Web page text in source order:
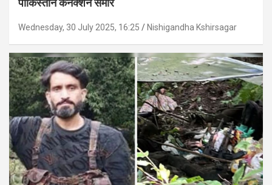
पाकिस्तान कनेक्शन समोर
Wednesday, 30 July 2025, 16:25 Nishigandha Kshirsagar